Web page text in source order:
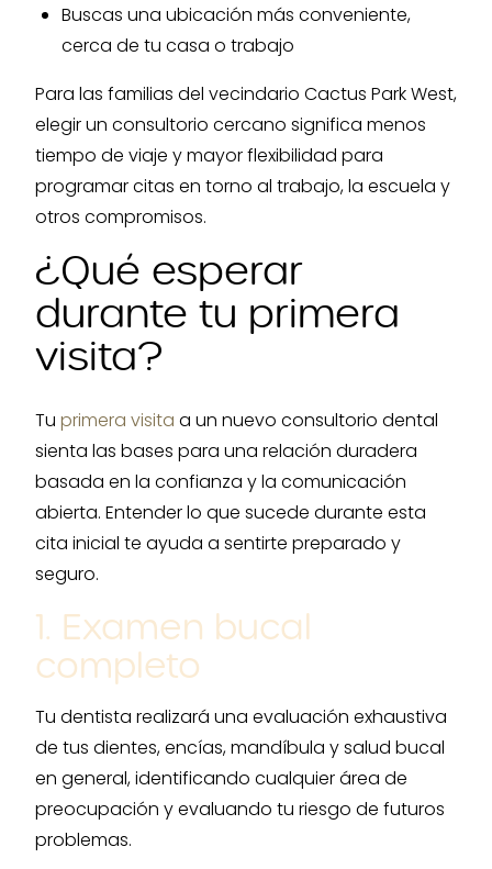
Buscas una ubicación más conveniente,
cerca de tu casa o trabajo
Para las familias del vecindario Cactus Park West,
elegir un consultorio cercano significa menos
tiempo de viaje y mayor flexibilidad para
programar citas en torno al trabajo, la escuela y
otros compromisos.
¿Qué esperar
durante tu primera
visita?
Tu primera visita a un nuevo consultorio dental
sienta las bases para una relación duradera
basada en la confianza y la comunicación
abierta. Entender lo que sucede durante esta
cita inicial te ayuda a sentirte preparado y
seguro.
1. Examen bucal
completo
Tu dentista realizará una evaluación exhaustiva
de tus dientes, encías, mandíbula y salud bucal
en general, identificando cualquier área de
preocupación y evaluando tu riesgo de futuros
problemas.